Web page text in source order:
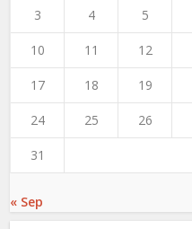
3 4 5
10 11 12
17 18 19
24 25 26
31
« Sep